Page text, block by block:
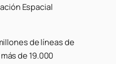
Espacial
de líneas de
de 19.000